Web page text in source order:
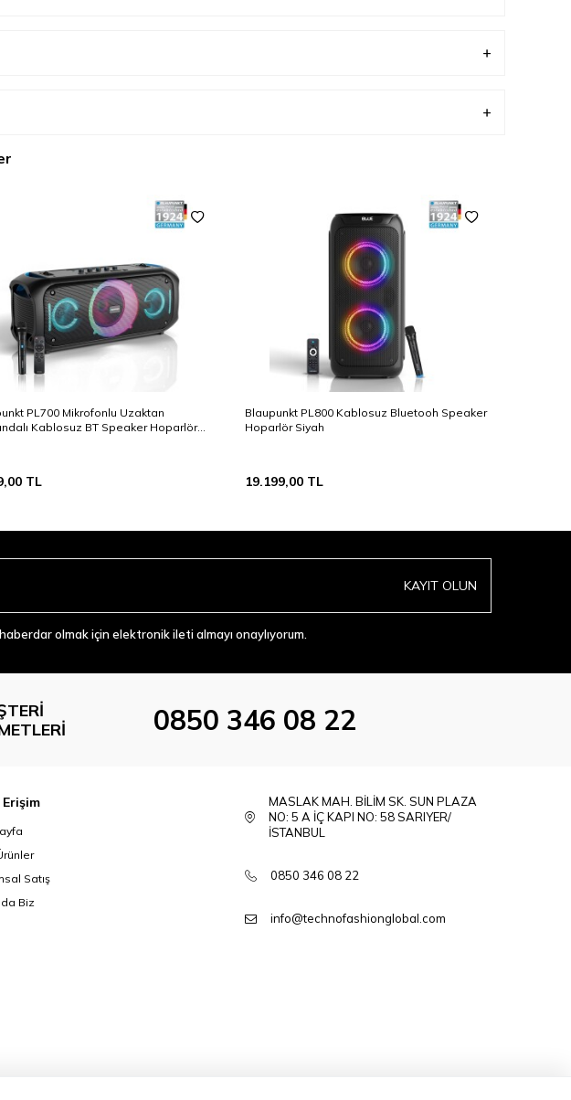
PL700 Mikrofonlu Uzaktan
Kablosuz BT Speaker Hoparlör
TL
Blaupunkt PL800 Kablosuz Bluetooh Speaker
Hoparlör Siyah
19.199,00 TL
KAYIT OLUN
olmak için elektronik ileti almayı onaylıyorum.
0850 346 08 22
Erişim
Satış
Biz
MASLAK MAH. BİLİM SK. SUN PLAZA
NO: 5 A İÇ KAPI NO: 58 SARIYER/
İSTANBUL
0850 346 08 22
info@technofashionglobal.com